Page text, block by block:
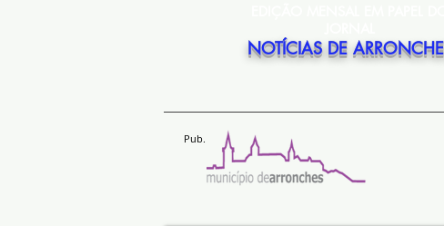
NOTÍCIAS DE
Pub.